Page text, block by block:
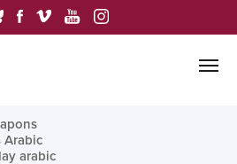
Arabic
arabic